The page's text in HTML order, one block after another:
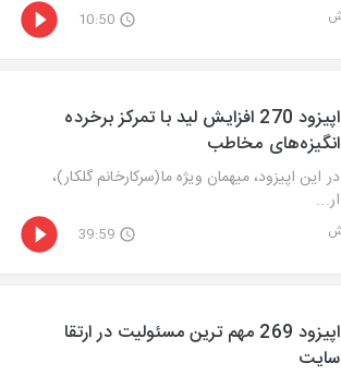
10:50
اپیزود 270 افزایش لید با تمرکز برخرده
انگیزه‌های مخاطب
در این اپیزود، میهمان ویژه ما(سرکارخانم گلکار)،
ار...
39:59
اپیزود 269 مهم ترین مسئولیت در ارتقا
سایت